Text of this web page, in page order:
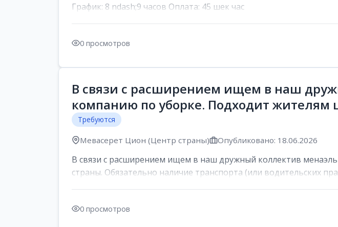
График: 8 ndash;9 часов Оплата: 45 шек час
0 просмотров
В связи с расширением ищем в наш
компанию по уборке. Подходит жителям
Требуются
Мевасерет Цион (Центр страны) Опубликовано: 18.06.2026
В связи с расширением ищем в наш дружный коллектив
страны. Обязательно наличие транспорта (или водительских
0 просмотров